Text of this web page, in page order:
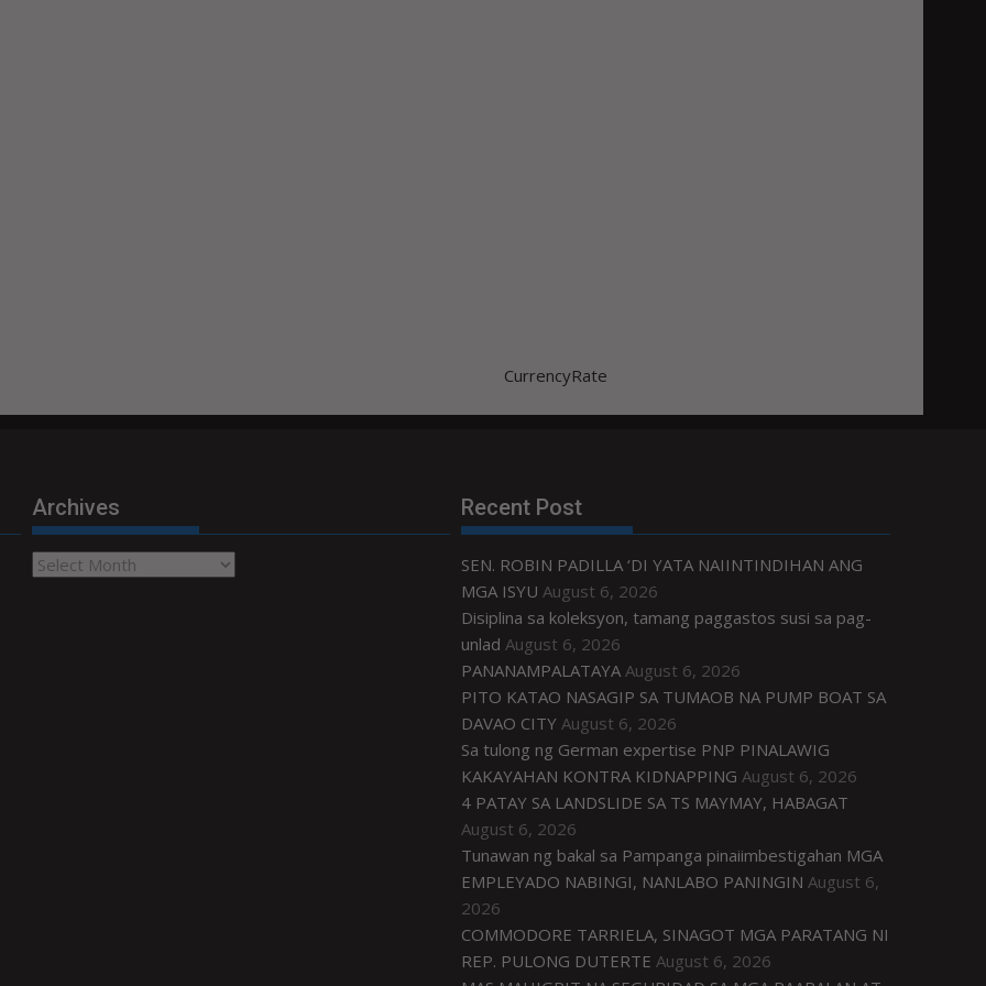
CurrencyRate
Archives
Archives
Recent Post
SEN. ROBIN PADILLA ‘DI YATA NAIINTINDIHAN ANG
MGA ISYU August 6, 2026
Disiplina sa koleksyon, tamang paggastos susi sa pag-
unlad August 6, 2026
PANANAMPALATAYA August 6, 2026
PITO KATAO NASAGIP SA TUMAOB NA PUMP BOAT SA
DAVAO CITY August 6, 2026
Sa tulong ng German expertise PNP PINALAWIG
KAKAYAHAN KONTRA KIDNAPPING August 6, 2026
4 PATAY SA LANDSLIDE SA TS MAYMAY, HABAGAT
August 6, 2026
Tunawan ng bakal sa Pampanga pinaiimbestigahan MGA
EMPLEYADO NABINGI, NANLABO PANINGIN August 6,
2026
COMMODORE TARRIELA, SINAGOT MGA PARATANG NI
REP. PULONG DUTERTE August 6, 2026